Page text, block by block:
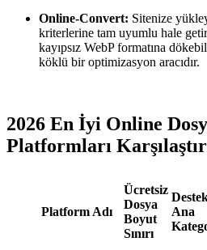
Online-Convert: Sitenize
kriterlerine tam uyumlu hale
kayıpsız WebP formatına
köklü bir optimizasyon aracıdır.
2026 En İyi Online
Platformları
Platform Adı
Ücretsiz
Dosya
Boyut
Sınırı
Ana